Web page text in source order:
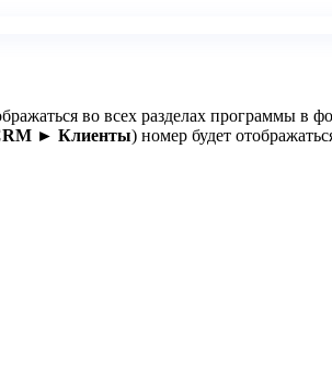
во всех разделах программы в
► Клиенты) номер будет